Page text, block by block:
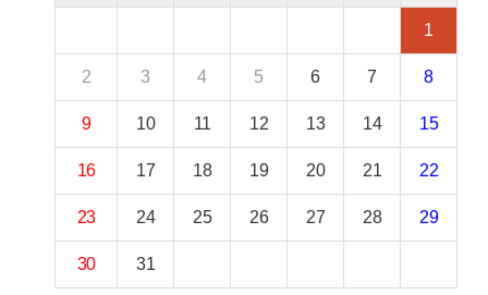
1
2 3 4 5 6 7 8
9 10 11 12 13 14 15
16 17 18 19 20 21 22
23 24 25 26 27 28 29
30 31